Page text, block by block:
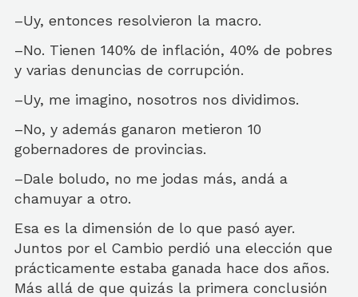
–Uy, entonces resolvieron la macro.
–No. Tienen 140% de inflación, 40% de pobres
y varias denuncias de corrupción.
–Uy, me imagino, nosotros nos dividimos.
–No, y además ganaron metieron 10
gobernadores de provincias.
–Dale boludo, no me jodas más, andá a
chamuyar a otro.
Esa es la dimensión de lo que pasó ayer.
Juntos por el Cambio perdió una elección que
prácticamente estaba ganada hace dos años.
Más allá de que quizás la primera conclusión